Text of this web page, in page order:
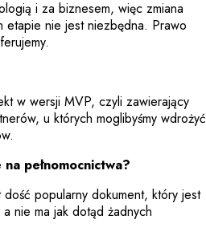
i za biznesem, więc zmiana
etapie nie jest niezbędna. Prawo
w wersji MVP, czyli zawierający
u których moglibyśmy wdrożyć
pełnomocnictwa?
popularny dokument, który jest
nie ma jak dotąd żadnych